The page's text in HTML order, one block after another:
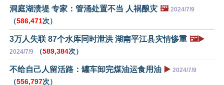
洞庭湖溃堤 专家：管涌处置不当 人祸酿灾 🖼️ 2024/7/9
（586,471次）
3万人失联 87个水库同时泄洪 湖南平江县灾情惨重 🖼️▶️
2024/7/9 （589,384次）
不给自己人留活路：罐车卸完煤油运食用油 ▶️ 2024/7/9
（556,797次）